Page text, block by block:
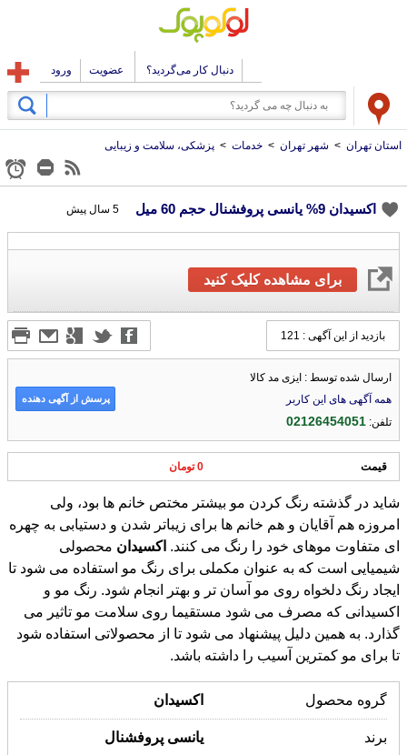
دنبال کار می‌گردید؟ عضویت ورود
استان تهران > شهر تهران > خدمات > پزشکی، سلامت و زیبایی
اکسیدان 9% یانسی پروفشنال حجم 60 میل 5 سال پیش
برای مشاهده کلیک کنید
همه آگهی های این کاربر
تلفن:02126454051
قیمت 0 تومان
شاید در گذشته رنگ کردن مو بیشتر مختص خانم ها بود، ولی
امروزه هم آقایان و هم خانم ها برای زیباتر شدن و دستیابی به چهره
ای متفاوت موهای خود را رنگ می کنند. اکسیدان محصولی
شیمیایی است که به عنوان مکملی برای رنگ مو استفاده می شود تا
ایجاد رنگ دلخواه روی مو آسان تر و بهتر انجام شود. رنگ مو و
اکسیدانی که مصرف می شود مستقیما روی سلامت مو تاثیر می
گذارد. به همین دلیل پیشنهاد می شود تا از محصولاتی استفاده شود
تا برای مو کمترین آسیب را داشته باشد.
گروه محصول اکسیدان